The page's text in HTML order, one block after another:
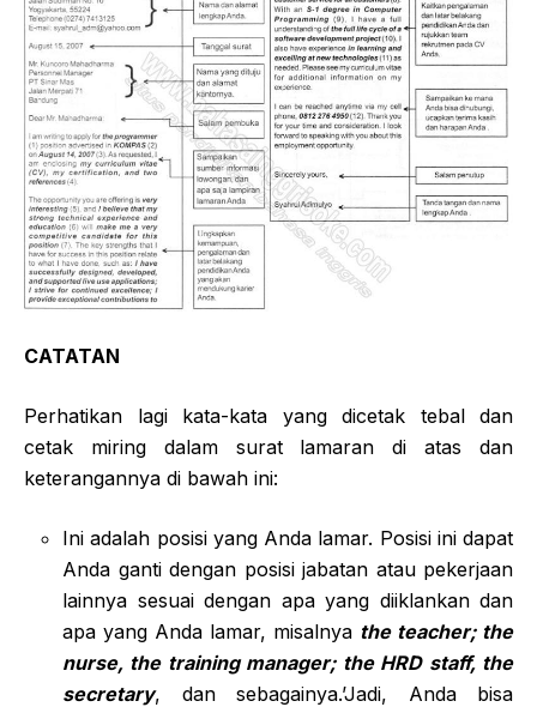
CATATAN
Perhatikan lagi kata-kata yang dicetak tebal dan
cetak miring dalam surat lamaran di atas dan
keterangannya di bawah ini:
Ini adalah posisi yang Anda lamar. Posisi ini dapat
Anda ganti dengan posisi jabatan atau pekerjaan
lainnya sesuai dengan apa yang diiklankan dan
apa yang Anda lamar, misalnya the teacher; the
nurse, the training manager; the HRD staff, the
secretary, dan sebagainya.’Jadi, Anda bisa